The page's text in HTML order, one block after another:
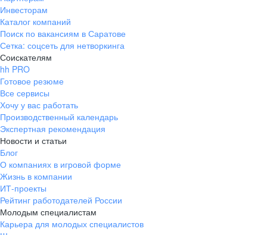
Инвесторам
Каталог компаний
Поиск по вакансиям в Саратове
Сетка: соцсеть для нетворкинга
Соискателям
hh PRO
Готовое резюме
Все сервисы
Хочу у вас работать
Производственный календарь
Экспертная рекомендация
Новости и статьи
Блог
О компаниях в игровой форме
Жизнь в компании
ИТ-проекты
Рейтинг работодателей России
Молодым специалистам
Карьера для молодых специалистов